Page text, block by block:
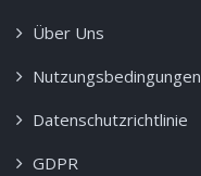
Über Uns
Nutzungsbedingungen
Datenschutzrichtlinie
GDPR